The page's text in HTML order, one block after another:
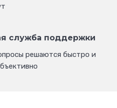
служба поддержки
решаются быстро и